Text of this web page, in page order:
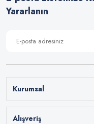
Yararlanın
Kurumsal
Alışveriş